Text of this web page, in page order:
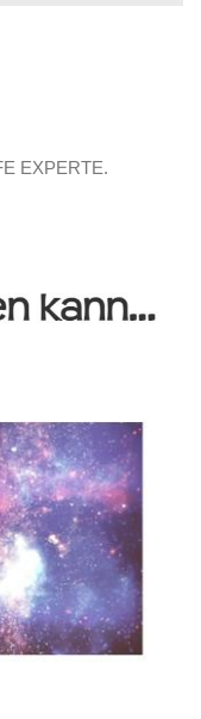
EXPERTE.